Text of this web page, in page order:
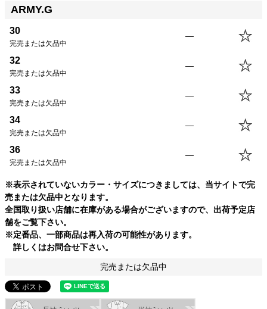
ARMY.G
30
完売または欠品中
—
32
完売または欠品中
—
33
完売または欠品中
—
34
完売または欠品中
—
36
完売または欠品中
—
※表示されていないカラー・サイズにつきましては、当サイトで完
売または欠品中となります。
全国取り扱い店舗に在庫がある場合がございますので、出荷予定店
舗をご覧下さい。
※定番品、一部商品は再入荷の可能性があります。
詳しくはお問合せ下さい。
完売または欠品中